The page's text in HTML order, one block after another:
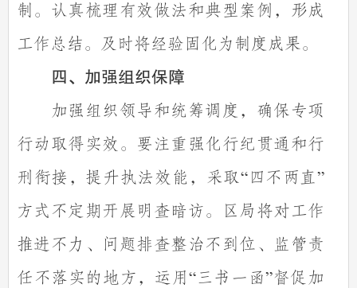
制。认真梳理有效做法和典型案例，形成
工作总结。及时将经验固化为制度成果。
四、加强组织保障
加强组织领导和统筹调度，确保专项
行动取得实效。要注重强化行纪贯通和行
刑衔接，提升执法效能，采取“四不两直”
方式不定期开展明查暗访。区局将对工作
推进不力、问题排查整治不到位、监管责
任不落实的地方，运用“三书一函”督促加